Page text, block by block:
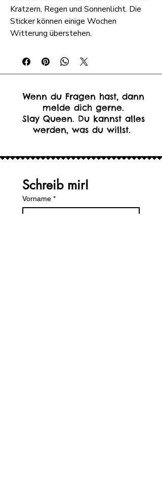
Kratzern, Regen und Sonnenlicht. Die
Sticker können einige Wochen
Witterung überstehen.
Wenn du Fragen hast, dann
melde dich gerne.
Slay Queen. Du kannst alles
werden, was du willst.
Schreib mir!
Vorname *